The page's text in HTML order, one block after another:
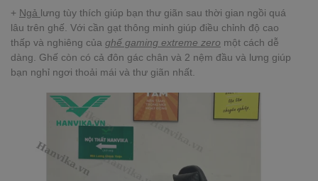
+ Ngả lưng tùy thích giúp bạn thư giãn sau thời gian ngồi quá
lâu trên ghế. Với cần gạt thông minh giúp điều chỉnh độ cao
thấp và nghiêng của ghế gaming extreme zero một cách dễ
dàng. Ghế còn có cả đôn gác chân và 2 nệm đầu và lưng giúp
bạn nghỉ ngơi thoải mái và thư giãn nhất.